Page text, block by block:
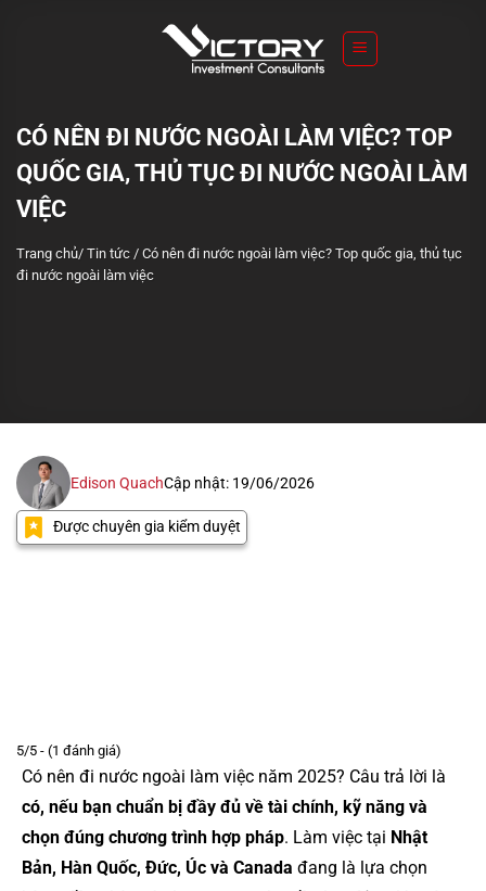
CÓ NÊN ĐI NƯỚC NGOÀI LÀM VIỆC? TOP
QUỐC GIA, THỦ TỤC ĐI NƯỚC NGOÀI LÀM
VIỆC
Trang chủ/ Tin tức / Có nên đi nước ngoài làm việc? Top quốc gia, thủ tục
đi nước ngoài làm việc
Edison QuachCập nhật: 19/06/2026
Được chuyên gia kiểm duyệt
5/5 - (1 đánh giá)
Có nên đi nước ngoài làm việc năm 2025? Câu trả lời là
có, nếu bạn chuẩn bị đầy đủ về tài chính, kỹ năng và
chọn đúng chương trình hợp pháp. Làm việc tại Nhật
Bản, Hàn Quốc, Đức, Úc và Canada đang là lựa chọn